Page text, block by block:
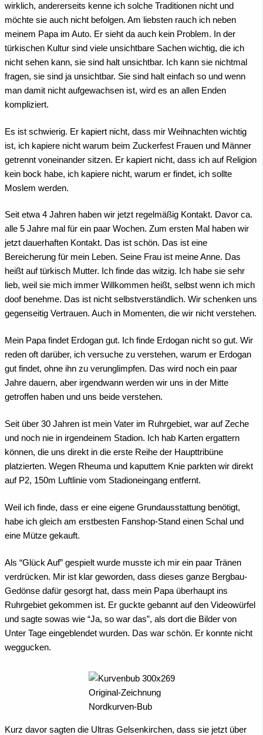
wirklich, andererseits kenne ich solche Traditionen nicht und
möchte sie auch nicht befolgen. Am liebsten rauch ich neben
meinem Papa im Auto. Er sieht da auch kein Problem. In der
türkischen Kultur sind viele unsichtbare Sachen wichtig, die ich
nicht sehen kann, sie sind halt unsichtbar. Ich kann sie nichtmal
fragen, sie sind ja unsichtbar. Sie sind halt einfach so und wenn
man damit nicht aufgewachsen ist, wird es an allen Enden
kompliziert.
Es ist schwierig. Er kapiert nicht, dass mir Weihnachten wichtig
ist, ich kapiere nicht warum beim Zuckerfest Frauen und Männer
getrennt voneinander sitzen. Er kapiert nicht, dass ich auf Religion
kein bock habe, ich kapiere nicht, warum er findet, ich sollte
Moslem werden.
Seit etwa 4 Jahren haben wir jetzt regelmäßig Kontakt. Davor ca.
alle 5 Jahre mal für ein paar Wochen. Zum ersten Mal haben wir
jetzt dauerhaften Kontakt. Das ist schön. Das ist eine
Bereicherung für mein Leben. Seine Frau ist meine Anne. Das
heißt auf türkisch Mutter. Ich finde das witzig. Ich habe sie sehr
lieb, weil sie mich immer Willkommen heißt, selbst wenn ich mich
doof benehme. Das ist nicht selbstverständlich. Wir schenken uns
gegenseitig Vertrauen. Auch in Momenten, die wir nicht verstehen.
Mein Papa findet Erdogan gut. Ich finde Erdogan nicht so gut. Wir
reden oft darüber, ich versuche zu verstehen, warum er Erdogan
gut findet, ohne ihn zu verunglimpfen. Das wird noch ein paar
Jahre dauern, aber irgendwann werden wir uns in der Mitte
getroffen haben und uns beide verstehen.
Seit über 30 Jahren ist mein Vater im Ruhrgebiet, war auf Zeche
und noch nie in irgendeinem Stadion. Ich hab Karten ergattern
können, die uns direkt in die erste Reihe der Haupttribüne
platzierten. Wegen Rheuma und kaputtem Knie parkten wir direkt
auf P2, 150m Luftlinie vom Stadioneingang entfernt.
Weil ich finde, dass er eine eigene Grundausstattung benötigt,
habe ich gleich am erstbesten Fanshop-Stand einen Schal und
eine Mütze gekauft.
Als “Glück Auf” gespielt wurde musste ich mir ein paar Tränen
verdrücken. Mir ist klar geworden, dass dieses ganze Bergbau-
Gedönse dafür gesorgt hat, dass mein Papa überhaupt ins
Ruhrgebiet gekommen ist. Er guckte gebannt auf den Videowürfel
und sagte sowas wie “Ja, so war das”, als dort die Bilder von
Unter Tage eingeblendet wurden. Das war schön. Er konnte nicht
weggucken.
Original-Zeichnung
Nordkurven-Bub
Kurz davor sagten die Ultras Gelsenkirchen, dass sie jetzt über